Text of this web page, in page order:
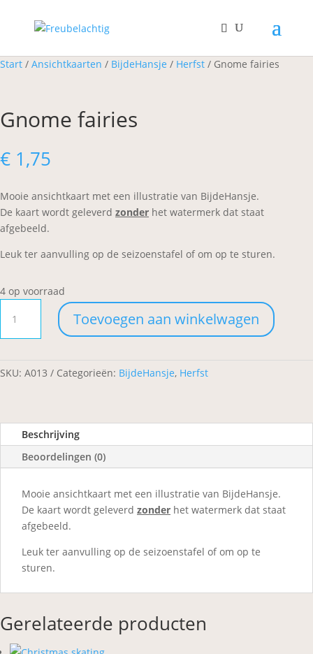
Start / Ansichtkaarten / BijdeHansje / Herfst / Gnome fairies
Gnome fairies
€ 1,75
Mooie ansichtkaart met een illustratie van BijdeHansje.
De kaart wordt geleverd zonder het watermerk dat staat
afgebeeld.
Leuk ter aanvulling op de seizoenstafel of om op te sturen.
4 op voorraad
fairies
aantal
Toevoegen aan winkelwagen
SKU: A013 Categorieën: BijdeHansje, Herfst
Beschrijving
Beoordelingen (0)
Mooie ansichtkaart met een illustratie van BijdeHansje.
De kaart wordt geleverd zonder het watermerk dat staat
afgebeeld.
Leuk ter aanvulling op de seizoenstafel of om op te
sturen.
Gerelateerde producten